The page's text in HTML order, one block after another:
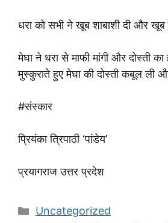
धरा को सभी ने खूब शाबाशी दी और खूब
मेघा ने धरा से माफी मांगी और दोस्ती
मुस्कुराते हुए मेघा की दोस्ती कबूल ली
#संस्कार
प्रियंका त्रिपाठी ‘पांडेय’
प्रयागराज उत्तर प्रदेश
Categories
Uncategorized